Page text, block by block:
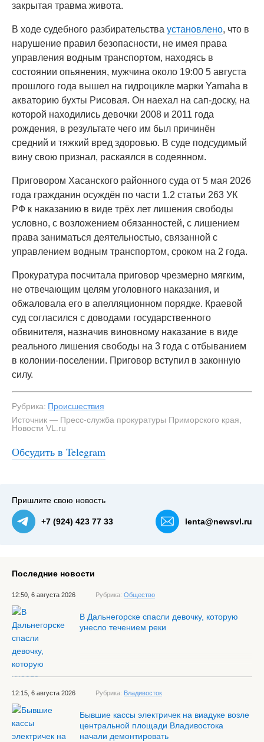
закрытая травма живота.
В ходе судебного разбирательства установлено, что в
нарушение правил безопасности, не имея права
управления водным транспортом, находясь в
состоянии опьянения, мужчина около 19:00 5 августа
прошлого года вышел на гидроцикле марки Yamaha в
акваторию бухты Рисовая. Он наехал на сап-доску, на
которой находились девочки 2008 и 2011 года
рождения, в результате чего им был причинён
средний и тяжкий вред здоровью. В суде подсудимый
вину свою признал, раскаялся в содеянном.
Приговором Хасанского районного суда от 5 мая 2026
года гражданин осуждён по части 1.2 статьи 263 УК
РФ к наказанию в виде трёх лет лишения свободы
условно, с возложением обязанностей, с лишением
права заниматься деятельностью, связанной с
управлением водным транспортом, сроком на 2 года.
Прокуратура посчитала приговор чрезмерно мягким,
не отвечающим целям уголовного наказания, и
обжаловала его в апелляционном порядке. Краевой
суд согласился с доводами государственного
обвинителя, назначив виновному наказание в виде
реального лишения свободы на 3 года с отбыванием
в колонии-поселении. Приговор вступил в законную
силу.
Рубрика: Происшествия
Источник — Пресс-служба прокуратуры Приморского края,
Новости VL.ru
Обсудить в Telegram
Пришлите свою новость
+7 (924) 423 77 33 lenta@newsvl.ru
Последние новости
12:50, 6 августа 2026 Рубрика: Общество
В Дальнегорске спасли девочку, которую
унесло течением реки
12:15, 6 августа 2026 Рубрика: Владивосток
Бывшие кассы электричек на виадуке возле
центральной площади Владивостока
начали демонтировать